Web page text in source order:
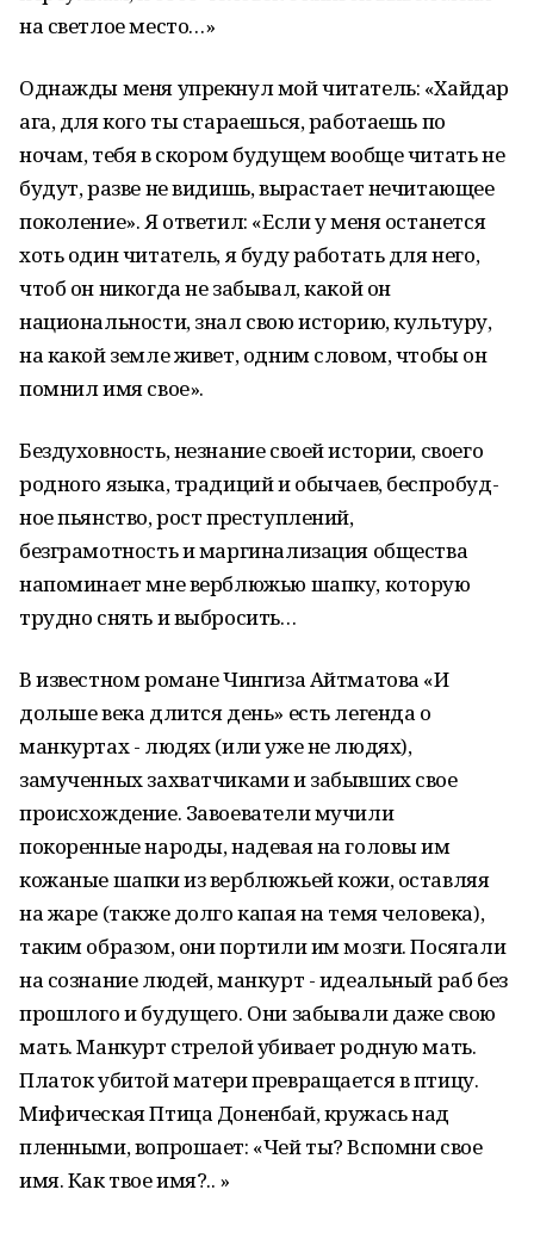
на светлое место…»
Однажды меня упрекнул мой читатель: «Хайдар
ага, для кого ты стараешься, работ­а­ешь по
ночам, тебя в скором будущем вообще читать не
будут, разве не видишь, вырастает не­читающее
поколение». Я ответил: «Если у меня останется
хоть один читатель, я бу­ду работать для него,
чтоб он никогда не забывал, какой он
национальности, знал свою историю, ку­льтуру,
на какой земле живет, одним словом, чтобы он
помнил имя свое».
Бездуховность, незнание своей истории, своего
родного языка, традиций и обычаев, бес­про­б­у­д­
ное пьянство, рост преступлений,
безграмотность и маргинализация общества
напомин­ает мне верблюжью шапку, которую
трудно снять и выбросить…
В известном романе Чингиза Айтматова «И
дольше века длится день» есть легенда о
манкуртах - людях (или уже не людях),
замученных захватчик­а­ми и забывших свое
проис­х­ождение. Завоеватели мучили
покоренные народы, надевая на головы им
кожаные шапки из верблюжьей кожи, оставляя
на жаре (также долго капая на темя человека),
таким образ­ом, они портили им мозги. Посягали
на сознание людей, манкурт - идеальный раб без
прошлого и будущего. Они забывали даже свою
мать. Манкурт стрелой убивает родную мать.
Платок убитой матери превращается в птицу.
Мифичес­кая Птица Доненбай, круж­а­сь над
пленными, вопрошает: «Чей ты? Вспомни свое
имя. Как твое имя?.. »